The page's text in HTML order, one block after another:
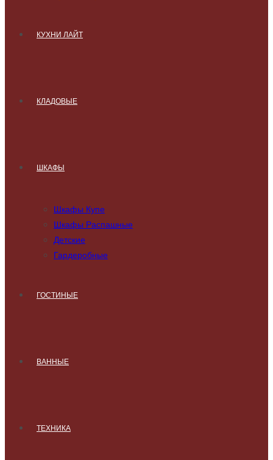
КУХНИ ЛАЙТ
КЛАДОВЫЕ
ШКАФЫ
Шкафы Купе
Шкафы Распашные
Детские
Гардеробные
ГОСТИНЫЕ
ВАННЫЕ
ТЕХНИКА